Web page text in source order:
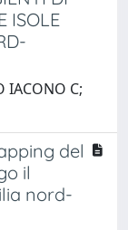
ISOLE
IACONO C;
del
il
nord-